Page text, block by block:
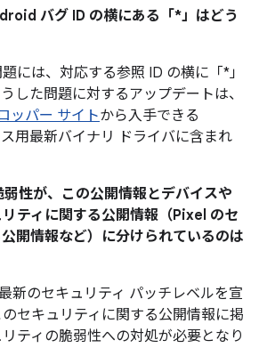
バグ ID の横にある「*」はどう
には、対応する参照 ID の横に「*」
した問題に対するアップデートは、
ッパー サイトから入手できる
用最新バイナリ ドライバに含まれ
性が、この公開情報とデバイスや
ティに関する公開情報（Pixel のセ
開情報など）に分けられているのは
新のセキュリティ パッチレベルを宣
セキュリティに関する公開情報に掲
ティの脆弱性への対処が必要となり